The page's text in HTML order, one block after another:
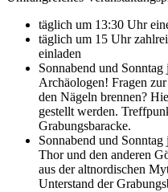
täglich um 13:30 Uhr
täglich um 15 Uhr
einladen
Sonnabend und
Archäologen! Fragen
den Nägeln brennen?
gestellt werden.
Grabungsbaracke.
Sonnabend und
Thor und den anderen
aus der altnordischen
Unterstand der